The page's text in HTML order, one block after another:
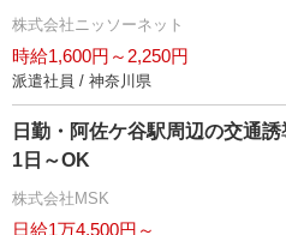
株式会社ニッソーネット
時給1,600円～2,250円
派遣社員 / 神奈川県
日勤・阿佐ケ谷駅周辺の交通
1日～OK
株式会社MSK
日給1万4,500円～